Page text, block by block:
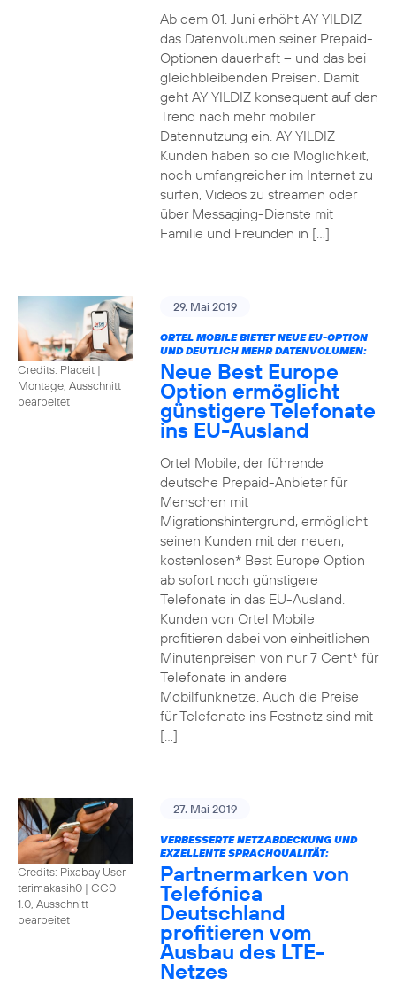
Ab dem 01. Juni erhöht AY YILDIZ
das Datenvolumen seiner Prepaid-
Optionen dauerhaft – und das bei
gleichbleibenden Preisen. Damit
geht AY YILDIZ konsequent auf den
Trend nach mehr mobiler
Datennutzung ein. AY YILDIZ
Kunden haben so die Möglichkeit,
noch umfangreicher im Internet zu
surfen, Videos zu streamen oder
über Messaging-Dienste mit
Familie und Freunden in […]
Credits: Placeit |
Montage, Ausschnitt
bearbeitet
29. Mai 2019
ORTEL MOBILE BIETET NEUE EU-OPTION
UND DEUTLICH MEHR DATENVOLUMEN:
Neue Best Europe
Option ermöglicht
günstigere Telefonate
ins EU-Ausland
Ortel Mobile, der führende
deutsche Prepaid-Anbieter für
Menschen mit
Migrationshintergrund, ermöglicht
seinen Kunden mit der neuen,
kostenlosen* Best Europe Option
ab sofort noch günstigere
Telefonate in das EU-Ausland.
Kunden von Ortel Mobile
profitieren dabei von einheitlichen
Minutenpreisen von nur 7 Cent* für
Telefonate in andere
Mobilfunknetze. Auch die Preise
für Telefonate ins Festnetz sind mit
[…]
Credits: Pixabay User
terimakasih0 | CC0
1.0, Ausschnitt
bearbeitet
27. Mai 2019
VERBESSERTE NETZABDECKUNG UND
EXZELLENTE SPRACHQUALITÄT:
Partnermarken von
Telefónica
Deutschland
profitieren vom
Ausbau des LTE-
Netzes